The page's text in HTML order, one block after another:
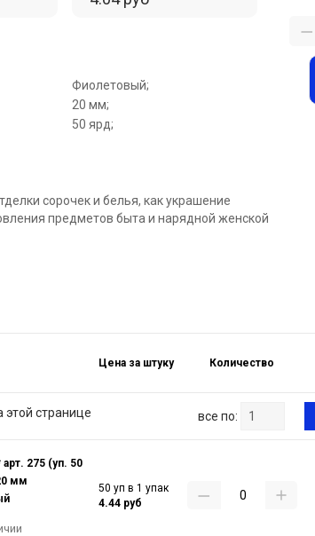
Фиолетовый;
20 мм;
50 ярд;
сорочек и белья, как украшение
предметов быта и нарядной женской
Цена за штуку Количество
этой странице все по:
275 (уп. 50
мм
50 уп в 1 упак
4.44 руб